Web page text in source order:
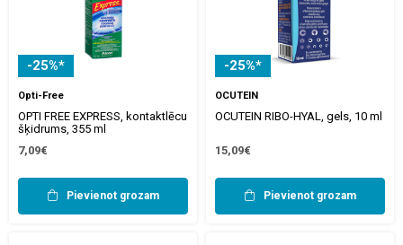
-25%*
Opti-Free
OPTI FREE EXPRESS, kontaktlēcu
šķidrums, 355 ml
7,09€
Pievienot grozam
-25%*
OCUTEIN
OCUTEIN RIBO-HYAL, gels, 10 ml
15,09€
Pievienot grozam